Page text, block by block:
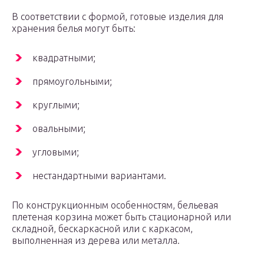
В соответствии с формой, готовые изделия для
хранения белья могут быть:
квадратными;
прямоугольными;
круглыми;
овальными;
угловыми;
нестандартными вариантами.
По конструкционным особенностям, бельевая
плетеная корзина может быть стационарной или
складной, бескаркасной или с каркасом,
выполненная из дерева или металла.